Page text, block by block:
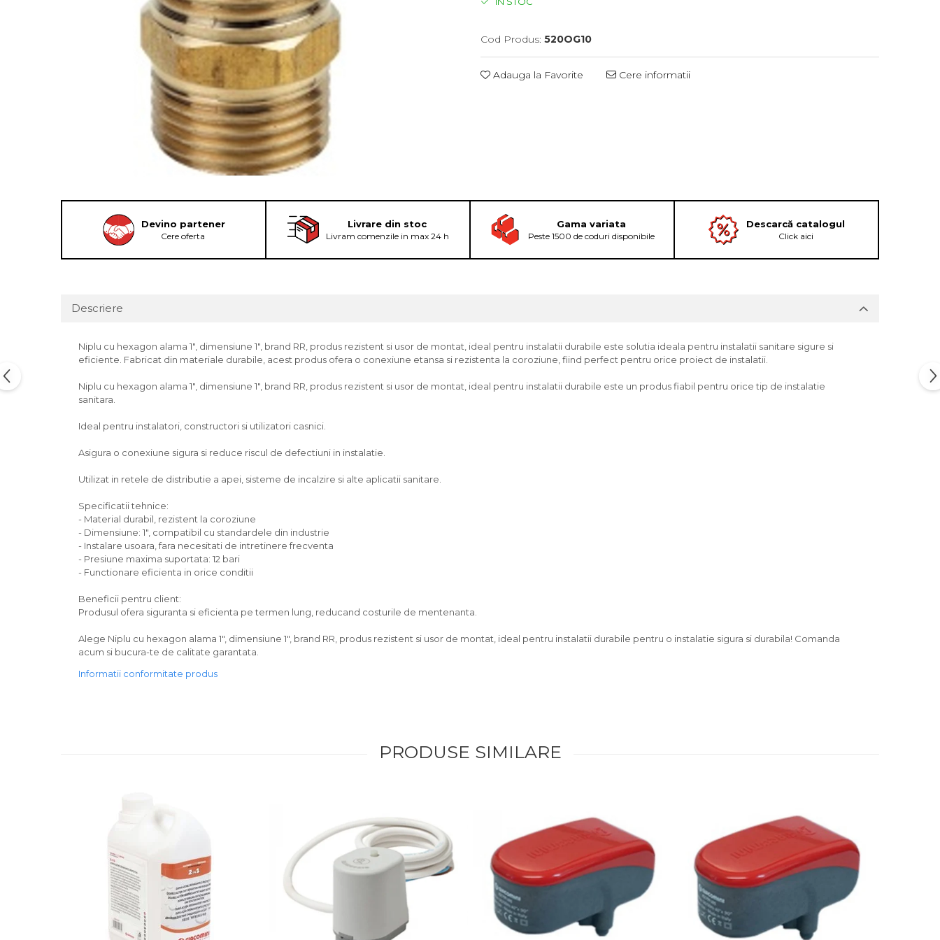
Cod Produs: 520OG10
Adauga la Favorite Cere informatii
Devino partener
Cere oferta
Livrare din stoc
Livram comenzile in max 24 h
Gama variata
Peste 1500 de coduri disponibile
Descarcă catalogul
Click aici
Descriere
Niplu cu hexagon alama 1", dimensiune 1", brand RR, produs rezistent si usor de montat, ideal pentru instalatii durabile este solutia ideala pentru instalatii sanitare sigure si
eficiente. Fabricat din materiale durabile, acest produs ofera o conexiune etansa si rezistenta la coroziune, fiind perfect pentru orice proiect de instalatii.
Niplu cu hexagon alama 1", dimensiune 1", brand RR, produs rezistent si usor de montat, ideal pentru instalatii durabile este un produs fiabil pentru orice tip de instalatie
sanitara.
Ideal pentru instalatori, constructori si utilizatori casnici.
Asigura o conexiune sigura si reduce riscul de defectiuni in instalatie.
Utilizat in retele de distributie a apei, sisteme de incalzire si alte aplicatii sanitare.
Specificatii tehnice:
- Material durabil, rezistent la coroziune
- Dimensiune: 1", compatibil cu standardele din industrie
- Instalare usoara, fara necesitati de intretinere frecventa
- Presiune maxima suportata: 12 bari
- Functionare eficienta in orice conditii
Beneficii pentru client:
Produsul ofera siguranta si eficienta pe termen lung, reducand costurile de mentenanta.
Alege Niplu cu hexagon alama 1", dimensiune 1", brand RR, produs rezistent si usor de montat, ideal pentru instalatii durabile pentru o instalatie sigura si durabila! Comanda
acum si bucura-te de calitate garantata.
Informatii conformitate produs
PRODUSE SIMILARE